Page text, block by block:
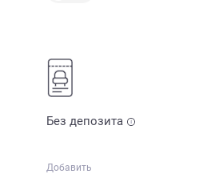
Без депозита
Добавить